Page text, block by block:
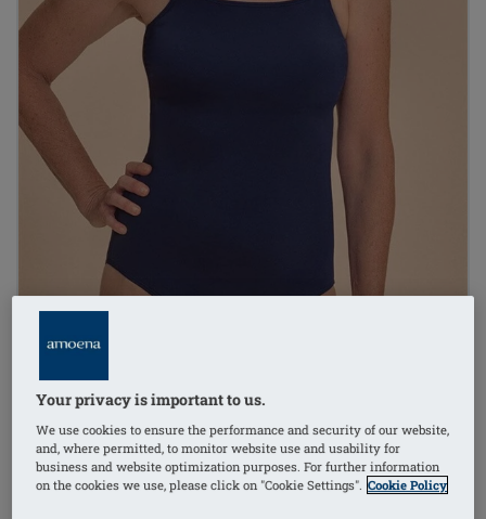
1/4
Your privacy is important to us.
We use cookies to ensure the performance and security of our website,
and, where permitted, to monitor website use and usability for
business and website optimization purposes. For further information
on the cookies we use, please click on "Cookie Settings". Cookie Policy